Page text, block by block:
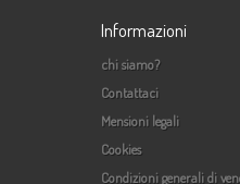
Informazioni
chi siamo?
Contattaci
Mensioni legali
Cookies
Condizioni generali di